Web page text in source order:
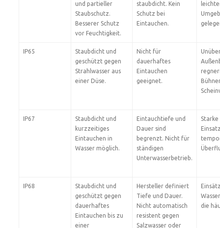
und partieller
Staubschutz.
Besserer Schutz
vor Feuchtigkeit.
staubdicht. Kein
Schutz bei
Eintauchen.
IP65
Staubdicht und
geschützt gegen
Strahlwasser aus
einer Düse.
Nicht für
dauerhaftes
Eintauchen
geeignet.
IP67
Staubdicht und
kurzzeitiges
Eintauchen in
Wasser möglich.
Eintauchtiefe und
Dauer sind
begrenzt. Nicht für
ständigen
Unterwasserbetrieb.
IP68
Staubdicht und
geschützt gegen
dauerhaftes
Eintauchen bis zu
einer
Hersteller definiert
Tiefe und Dauer.
Nicht automatisch
resistent gegen
Salzwasser oder
die